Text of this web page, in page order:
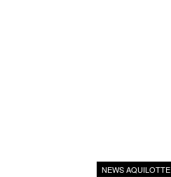
NEWS AQUILOTTE